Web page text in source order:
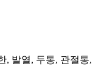
, 발열, 두통, 관절통,